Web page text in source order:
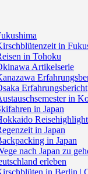
in
in Tohoku
Artikelserie
Erfahrungsbericht
in
in Japan
Reisehighlight
in Japan
in Japan
nach Japan zu
erleben
in Berlin |